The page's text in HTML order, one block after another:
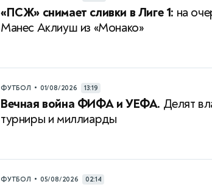
«ПСЖ» снимает сливки в Лиге 1: на
Манес Аклиуш из «Монако»
ФУТБОЛ • 01/08/2026 13:19
Вечная война ФИФА и УЕФА. Делят
турниры и миллиарды
ФУТБОЛ • 05/08/2026 02:14